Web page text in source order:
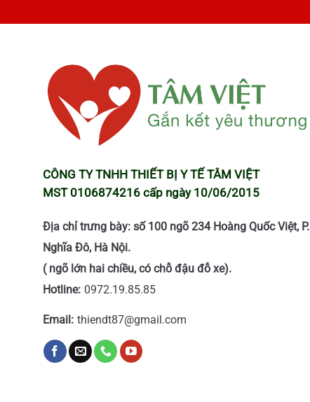
CÔNG TY TNHH THIẾT BỊ Y TẾ TÂM VIỆT
MST 0106874216 cấp ngày 10/06/2015
Địa chỉ trưng bày: số 100 ngõ 234 Hoàng Quốc Việt, P.
Nghĩa Đô, Hà Nội.
( ngõ lớn hai chiều, có chỗ đậu đỗ xe).
Hotline: 0972.19.85.85
Email: thiendt87@gmail.com